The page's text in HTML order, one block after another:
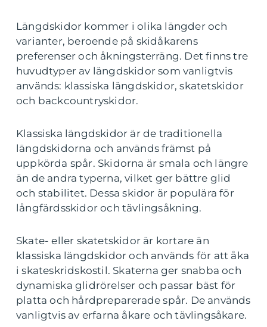
Längdskidor kommer i olika längder och
varianter, beroende på skidåkarens
preferenser och åkningsterräng. Det finns tre
huvudtyper av längdskidor som vanligtvis
används: klassiska längdskidor, skatetskidor
och backcountryskidor.
Klassiska längdskidor är de traditionella
längdskidorna och används främst på
uppkörda spår. Skidorna är smala och längre
än de andra typerna, vilket ger bättre glid
och stabilitet. Dessa skidor är populära för
långfärdsskidor och tävlingsåkning.
Skate- eller skatetskidor är kortare än
klassiska längdskidor och används för att åka
i skateskridskostil. Skaterna ger snabba och
dynamiska glidrörelser och passar bäst för
platta och hårdpreparerade spår. De används
vanligtvis av erfarna åkare och tävlingsåkare.